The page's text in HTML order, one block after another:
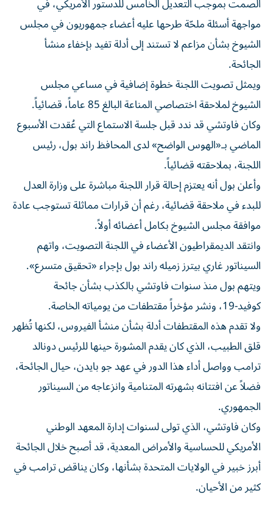
مواجهة أسئلة ملحّة طرحها عليه أعضاء جمهوريون في مجلس
الشيوخ بشأن مزاعم لا تستند إلى أدلة تفيد بإخفاء منشأ
الجائحة.
ويمثل تصويت اللجنة خطوة إضافية في مساعي مجلس
الشيوخ لملاحقة اختصاصي المناعة البالغ 85 عاماً، قضائياً.
وكان فاوتشي قد ندد قبل جلسة الاستماع التي عُقدت الأسبوع
الماضي بـ«الهوس الواضح» لدى المحافظ راند بول، رئيس
اللجنة، بملاحقته قضائياً.
وأعلن بول أنه يعتزم إحالة قرار اللجنة مباشرة على وزارة العدل
للبدء في ملاحقة قضائية، رغم أن قرارات مماثلة تستوجب عادة
موافقة مجلس الشيوخ بكامل أعضائه أولاً.
وانتقد الديمقراطيون الأعضاء في اللجنة التصويت، واتهم
السيناتور غاري بيترز زميله راند بول بإجراء «تحقيق متسرع».
ويتهم بول منذ سنوات فاوتشي بالكذب بشأن جائحة
كوفيد-19، ونشر مؤخراً مقتطفات من يومياته الخاصة.
ولا تقدم هذه المقتطفات أدلة بشأن منشأ الفيروس، لكنها تُظهر
قلق الطبيب، الذي كان يقدم المشورة حينها للرئيس دونالد
ترامب وواصل أداء هذا الدور في عهد جو بايدن، حيال الجائحة،
فضلاً عن افتتانه بشهرته المتنامية وانزعاجه من السيناتور
الجمهوري.
وكان فاوتشي، الذي تولى لسنوات إدارة المعهد الوطني
الأمريكي للحساسية والأمراض المعدية، قد أصبح خلال الجائحة
أبرز خبير في الولايات المتحدة بشأنها، وكان يناقض ترامب في
كثير من الأحيان.